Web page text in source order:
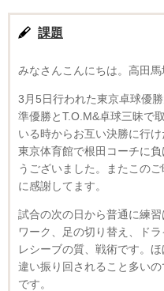
課題
みなさんこんにちは。高田馬
3月5日行われた東京卓球優
準優勝とT.O.M&卓球三昧で
いる時からお互い決勝に行
東京体育館で根田コーチに
うございました。またこの
に感謝してます。
試合の次の日から普通に練
ワーク、足の切り替え、ド
レシーブの質、戦術です。
違い振り回されること多い
です。